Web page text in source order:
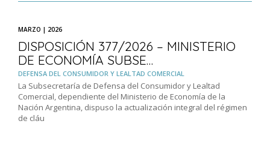
MARZO | 2026
DISPOSICIÓN 377/2026 – MINISTERIO
DE ECONOMÍA SUBSE…
DEFENSA DEL CONSUMIDOR Y LEALTAD COMERCIAL
La Subsecretaría de Defensa del Consumidor y Lealtad
Comercial, dependiente del Ministerio de Economía de la
Nación Argentina, dispuso la actualización integral del régimen
de cláu